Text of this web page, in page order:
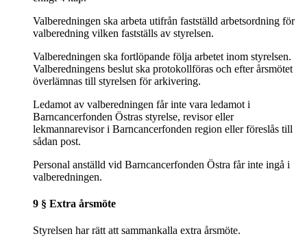
Valberedningen ska arbeta utifrån fastställd arbetsordning för
valberedning vilken fastställs av styrelsen.
Valberedningen ska fortlöpande följa arbetet inom styrelsen.
Valberedningens beslut ska protokollföras och efter årsmötet
överlämnas till styrelsen för arkivering.
Ledamot av valberedningen får inte vara ledamot i
Barncancerfonden Östras styrelse, revisor eller
lekmannarevisor i Barncancerfonden region eller föreslås till
sådan post.
Personal anställd vid Barncancerfonden Östra får inte ingå i
valberedningen.
9 § Extra årsmöte
Styrelsen har rätt att sammankalla extra årsmöte.